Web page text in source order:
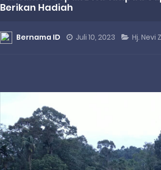
Berikan Hadiah
Bernama ID Juli 10, 2023 Hj. Nevi